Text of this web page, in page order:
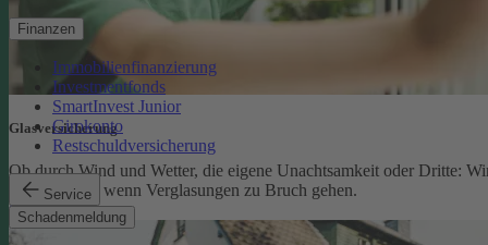
Finanzen
Immobilienfinanzierung
Investmentfonds
SmartInvest Junior
Girokonto
Restschuldversicherung
Service
Schadenmeldung
Glasversicherung
Ob durch Wind und Wetter, die eigene Unachtsamkeit oder Dritte:
schützen Sie, wenn Verglasungen zu Bruch gehen.
Glasversicherung